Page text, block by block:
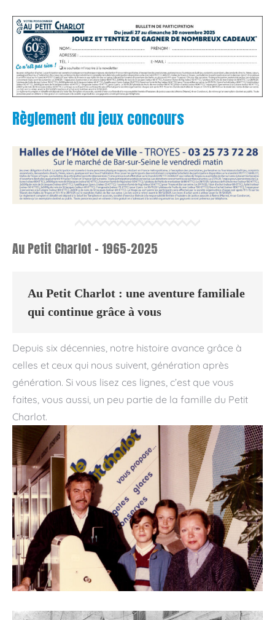
Règlement du jeux concours
Au Petit Charlot - 1965-2025
Au Petit Charlot : une aventure familiale
qui continue grâce à vous
Depuis six décennies, notre histoire avance grâce à
celles et ceux qui nous suivent, génération après
génération. Si vous lisez ces lignes, c’est que vous
faites, vous aussi, un peu partie de la famille du Petit
Charlot.